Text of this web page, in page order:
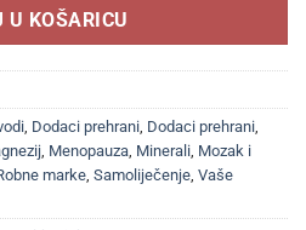
U KOŠARICU
Dodaci prehrani Dodaci prehrani
Menopauza Minerali Mozak i
marke Samoliječenje Vaše